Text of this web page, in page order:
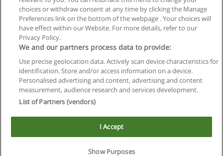
Reglas de uso
Privacidad de datos
Contactar con Educaedu
Copyright © Educaedu Business S.L. - CIF : B-95610580: -
www.educaedu.com.ar
choices or withdraw consent at any time by clicking the Manage
Preferences link on the bottom of the webpage . Your choices will
have effect within our Website. For more details, refer to our
Privacy Policy.
We and our partners process data to provide:
Use precise geolocation data. Actively scan device characteristics for
identification. Store and/or access information on a device.
Personalised advertising and content, advertising and content
measurement, audience research and services development.
List of Partners (vendors)
I Accept
Show Purposes